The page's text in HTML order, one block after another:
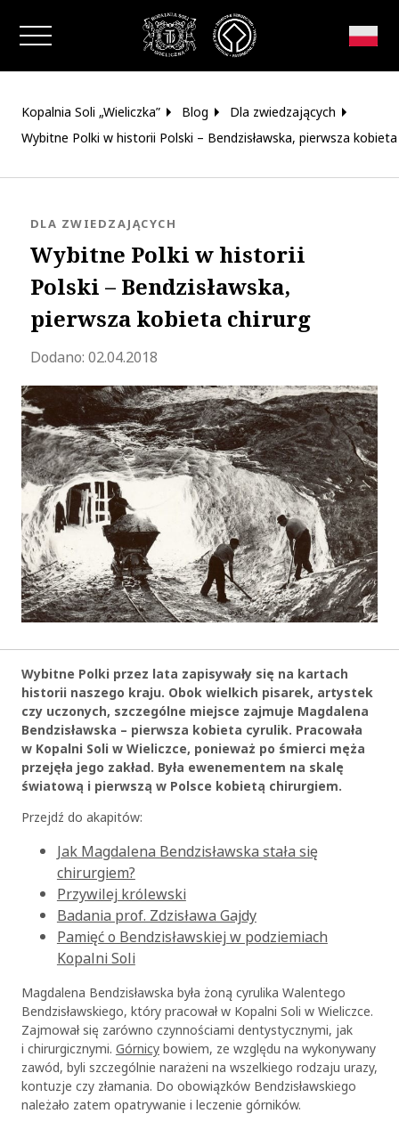
Zamknij okno
Kopalnia Soli „Wieliczka” Blog
Dla zwiedzających
Wybitne Polki w historii Polski – Bendzisławska, pierwsza
Wybitne Polki w historii
Polski – Bendzisławska,
pierwsza kobieta chirurg
KATEGORIA:
DLA ZWIEDZAJĄCYCH
Dodano: 02.04.2018Zaktualizowano 2023-09-15 11:55:35
Wybitne Polki przez lata zapisywały się na kartach
historii naszego kraju. Obok wielkich pisarek, artystek
czy uczonych, szczególne miejsce zajmuje Magdalena
Bendzisławska – pierwsza kobieta cyrulik. Pracowała
w Kopalni Soli w Wieliczce, ponieważ po śmierci męża
przejęła jego zakład. Była ewenementem na skalę
światową i pierwszą w Polsce kobietą chirurgiem.
Przejdź do akapitów:
Jak Magdalena Bendzisławska stała się
chirurgiem?
Przywilej królewski
Badania prof. Zdzisława Gajdy
Pamięć o Bendzisławskiej w podziemiach
Kopalni Soli
Magdalena Bendzisławska była żoną cyrulika Walentego
Bendzisławskiego, który pracował w Kopalni Soli w Wieliczce.
Zajmował się zarówno czynnościami dentystycznymi, jak
i chirurgicznymi. Górnicybowiem, ze względu na wykonywany
zawód, byli szczególnie narażeni na wszelkiego rodzaju urazy,
kontuzje czy złamania. Do obowiązków Bendzisławskiego
należało zatem opatrywanie i leczenie górników.